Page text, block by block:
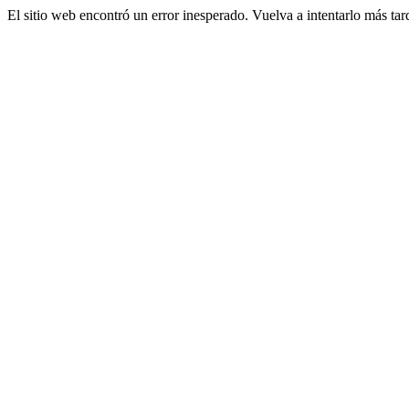
El sitio web encontró un error inesperado. Vuelva a intentarlo más